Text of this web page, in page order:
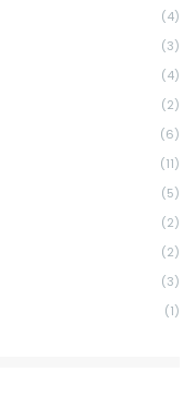
(4)
(3)
(4)
(2)
(6)
(11)
(5)
(2)
(2)
(3)
(1)